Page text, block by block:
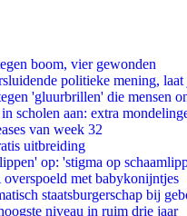
boom, vier gewonden
politieke mening,
'gluurbrillen' die mensen
scholen aan: extra
van week 32
uitbreiding
op: 'stigma op
met babykonijntjes
staatsburgerschap bij
niveau in ruim drie jaar